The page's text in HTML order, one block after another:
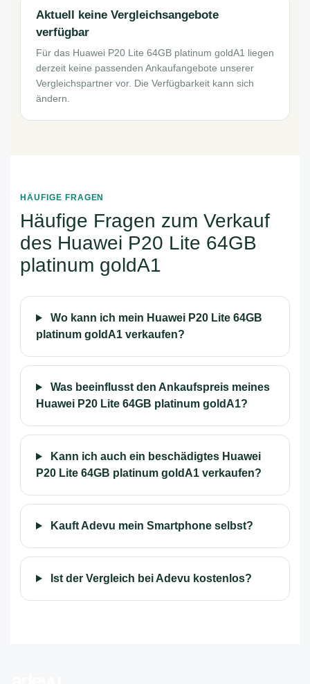
Aktuell keine Vergleichsangebote
verfügbar
Für das Huawei P20 Lite 64GB platinum goldA1 liegen
derzeit keine passenden Ankaufangebote unserer
Vergleichspartner vor. Die Verfügbarkeit kann sich
ändern.
HÄUFIGE FRAGEN
Häufige Fragen zum Verkauf
des Huawei P20 Lite 64GB
platinum goldA1
Wo kann ich mein Huawei P20 Lite 64GB
platinum goldA1 verkaufen?
Was beeinflusst den Ankaufspreis meines
Huawei P20 Lite 64GB platinum goldA1?
Kann ich auch ein beschädigtes Huawei
P20 Lite 64GB platinum goldA1 verkaufen?
Kauft Adevu mein Smartphone selbst?
Ist der Vergleich bei Adevu kostenlos?